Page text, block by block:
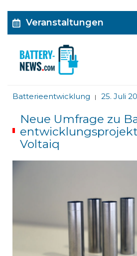
Veranstaltungen
Batterieentwicklung | 25. Juli
Neue Umfrage zu
Voltaiq